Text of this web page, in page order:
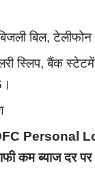
बिल,
स्लिप, बैंक
Personal
कम ब्याज दर पर